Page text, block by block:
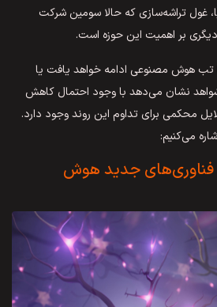
غول تراشه‌سازی که حالا سومین شرکت
بر اهمیت این حوزه است.
تب هوش مصنوعی ادامه خواهد یافت یا
نشان می‌دهد با وجود احتمال کاهش
محکمی برای تداوم این روند وجود دارد.
فناوری‌های جدید هوش